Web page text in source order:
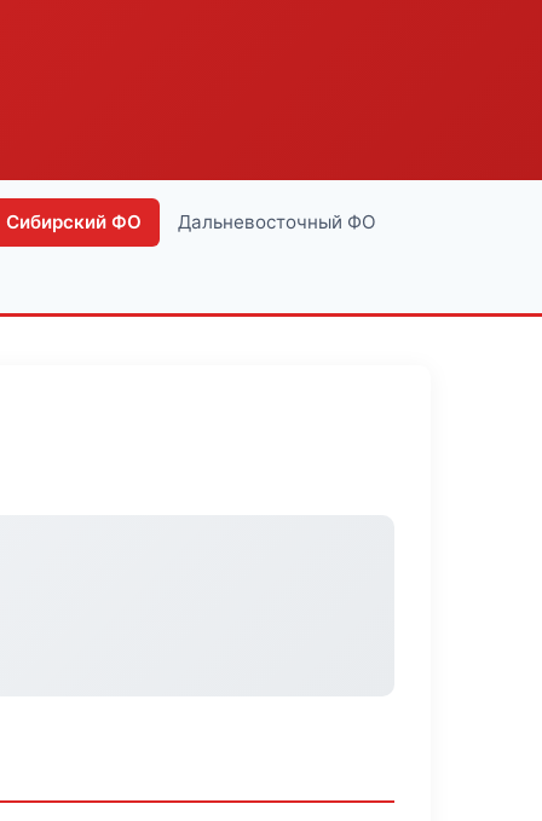
Сибирский ФО Дальневосточный ФО